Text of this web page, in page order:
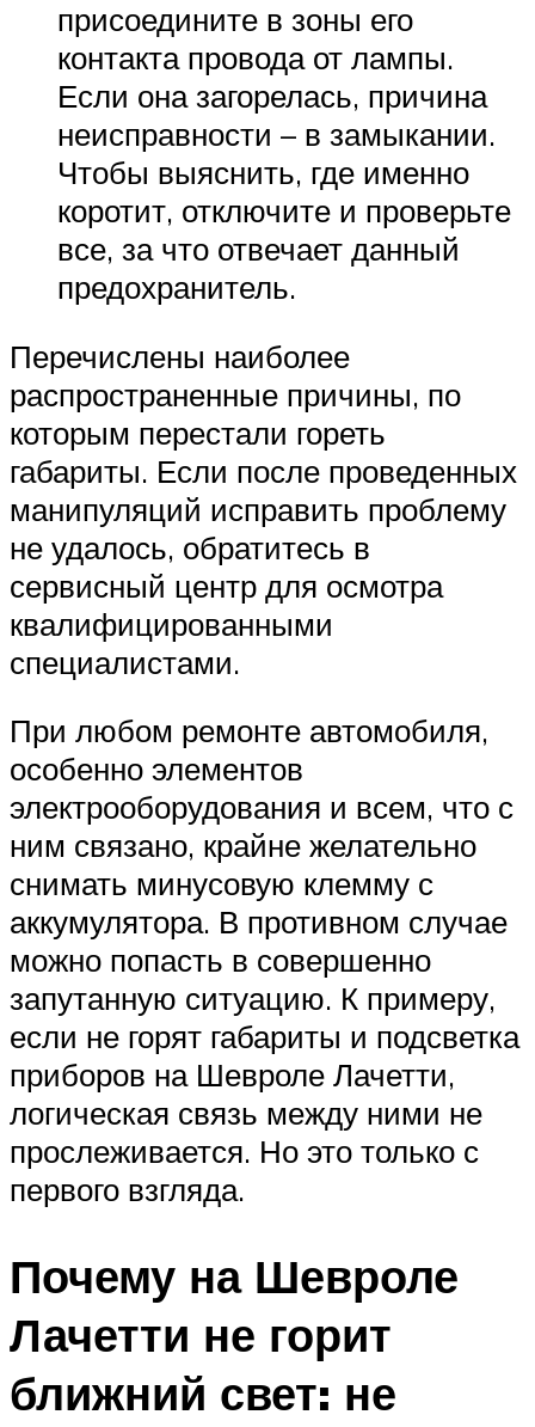
присоедините в зоны его
контакта провода от лампы.
Если она загорелась, причина
неисправности – в замыкании.
Чтобы выяснить, где именно
коротит, отключите и проверьте
все, за что отвечает данный
предохранитель.
Перечислены наиболее
распространенные причины, по
которым перестали гореть
габариты. Если после проведенных
манипуляций исправить проблему
не удалось, обратитесь в
сервисный центр для осмотра
квалифицированными
специалистами.
При любом ремонте автомобиля,
особенно элементов
электрооборудования и всем, что с
ним связано, крайне желательно
снимать минусовую клемму с
аккумулятора. В противном случае
можно попасть в совершенно
запутанную ситуацию. К примеру,
если не горят габариты и подсветка
приборов на Шевроле Лачетти,
логическая связь между ними не
прослеживается. Но это только с
первого взгляда.
Почему на Шевроле
Лачетти не горит
ближний свет: не